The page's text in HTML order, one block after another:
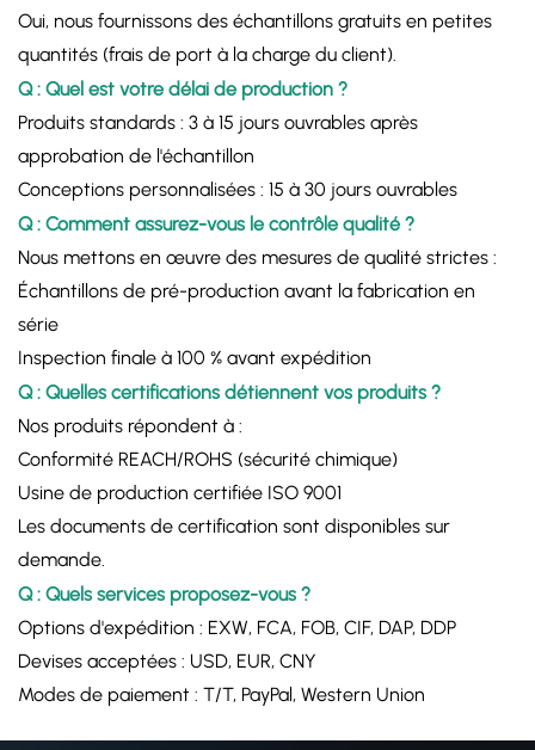
Oui, nous fournissons des échantillons gratuits en petites
quantités (frais de port à la charge du client).
Q : Quel est votre délai de production ?
Produits standards : 3 à 15 jours ouvrables après
approbation de l'échantillon
Conceptions personnalisées : 15 à 30 jours ouvrables
Q : Comment assurez-vous le contrôle qualité ?
Nous mettons en œuvre des mesures de qualité strictes :
Échantillons de pré-production avant la fabrication en
série
Inspection finale à 100 % avant expédition
Q : Quelles certifications détiennent vos produits ?
Nos produits répondent à :
Conformité REACH/ROHS (sécurité chimique)
Usine de production certifiée ISO 9001
Les documents de certification sont disponibles sur
demande.
Q : Quels services proposez-vous ?
Options d'expédition : EXW, FCA, FOB, CIF, DAP, DDP
Devises acceptées : USD, EUR, CNY
Modes de paiement : T/T, PayPal, Western Union